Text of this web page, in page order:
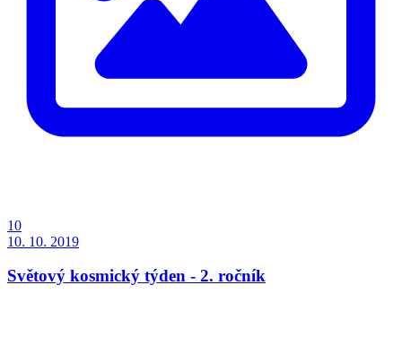
10
10. 10. 2019
Světový kosmický týden - 2. ročník